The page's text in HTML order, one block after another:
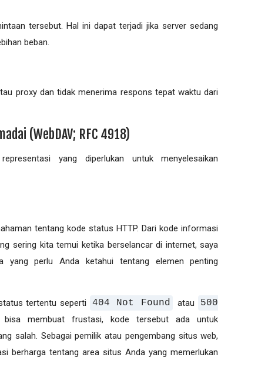
tersebut. Hal ini dapat terjadi jika server sedang
beban.
proxy dan tidak menerima respons tepat waktu dari
(WebDAV; RFC 4918)
yang diperlukan untuk menyelesaikan
tentang kode status HTTP. Dari kode informasi
sering kita temui ketika berselancar di internet, saya
yang perlu Anda ketahui tentang elemen penting
tertentu seperti 404 Not Found atau
500
membuat frustasi, kode tersebut ada untuk
salah. Sebagai pemilik atau pengembang situs web,
berharga tentang area situs Anda yang memerlukan